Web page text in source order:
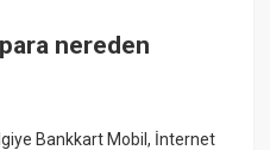
nereden
Bankkart Mobil, İnternet